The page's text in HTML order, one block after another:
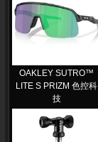
OAKLEY SUTRO™
LITE S PRIZM 色控科
技